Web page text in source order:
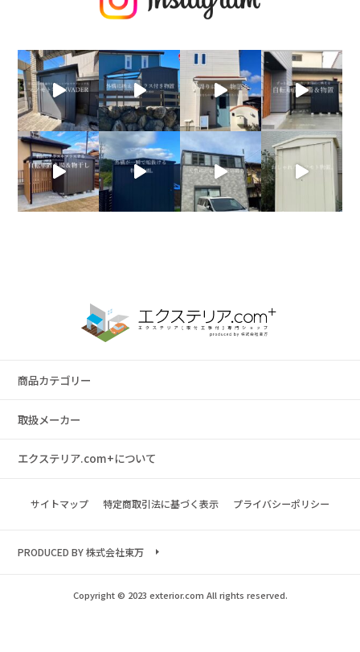
商品カテゴリー
取扱メーカー
エクステリア.com+について
サイトマップ 特定商取引法に基づく表示 プライバシーポリシー
PRODUCED BY 株式会社東万
Copyright © 2023 exterior.com All rights reserved.